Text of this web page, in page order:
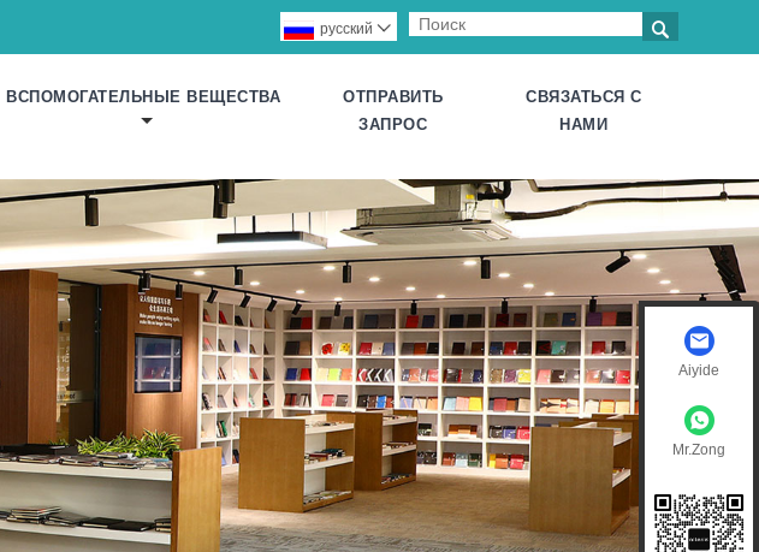

русский 
ВСПОМОГАТЕЛЬНЫЕ ВЕЩЕСТВА
ОТПРАВИТЬ
ЗАПРОС
СВЯЗАТЬСЯ С
НАМИ
Aiyide
Mr.Zong